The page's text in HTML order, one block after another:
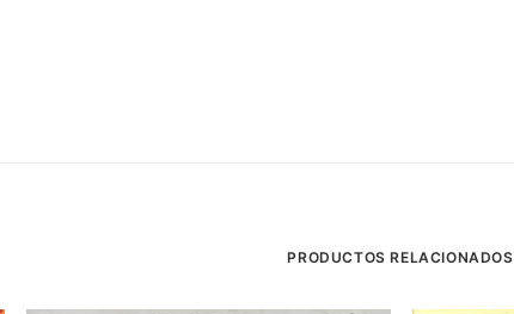
PRODUCTOS RELACIONADOS